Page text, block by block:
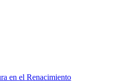
en el Renacimiento